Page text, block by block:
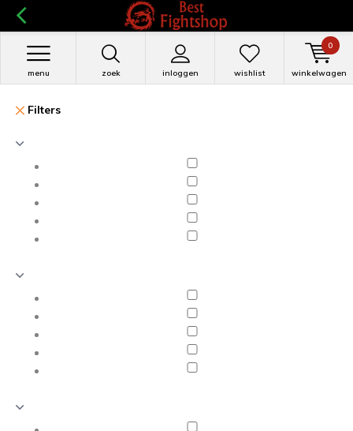
zoek inloggen
menu wishlist winkelwagen
0
Filters